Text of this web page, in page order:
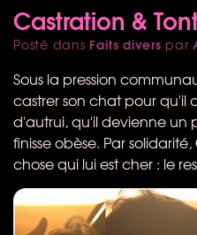
Castration &
Posté dans Faits divers par
Sous la pression
castrer son chat pour qu'il
d'autrui, qu'il devienne un
finisse obèse. Par solidarité,
chose qui lui est cher : le